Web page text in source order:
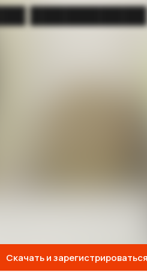
Скачать и зарегистрироваться